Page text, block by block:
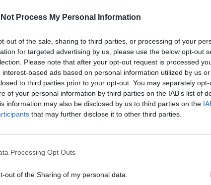
Not Process My Personal Information
out of the sale, sharing to third parties, or processing of your
for targeted advertising by us, please use the below opt-out
Please note that after your opt-out request is processed
interest-based ads based on personal information utilized by us
to third parties prior to your opt-out. You may separately
of your personal information by third parties on the IAB’s list of
information may also be disclosed by us to third parties on the
that may further disclose it to other third parties.
Processing Opt Outs
out of the Sharing of my personal data.
kaip
stiprius
yra du
Nebereikia ravėti:
šios gėlės pačios
išstumia piktžoles
iš jūsų sodo